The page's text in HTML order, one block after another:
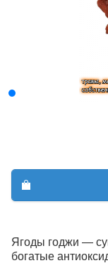
Ягоды годжи —
богатые